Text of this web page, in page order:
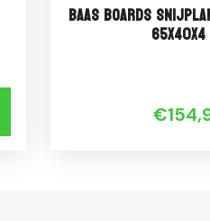
Baas Boards
65x40x4